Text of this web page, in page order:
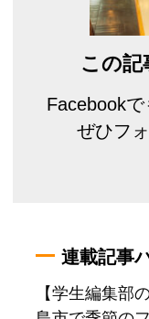
この記
Facebookで
ぜひフ
連載記事
【学生編集部